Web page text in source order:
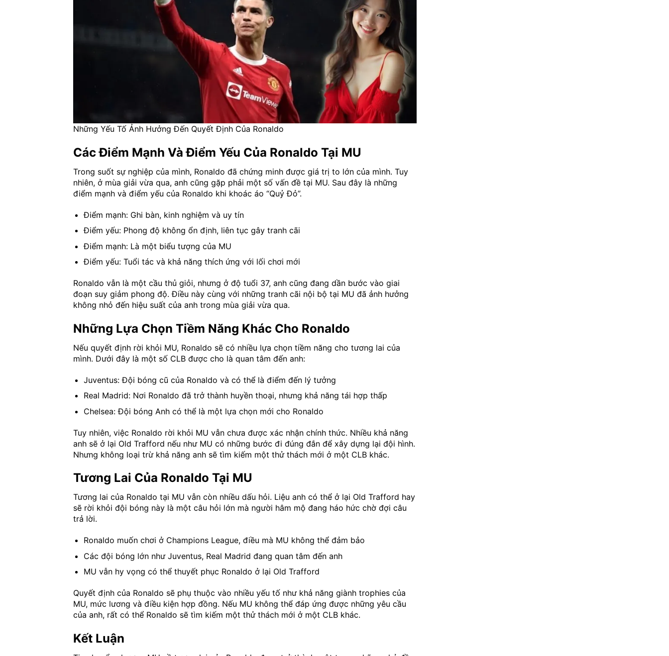
Những Yếu Tố Ảnh Hưởng Đến Quyết Định Của Ronaldo
Các Điểm Mạnh Và Điểm Yếu Của Ronaldo Tại MU
Trong suốt sự nghiệp của mình, Ronaldo đã chứng minh được giá trị to lớn của mình. Tuy
nhiên, ở mùa giải vừa qua, anh cũng gặp phải một số vấn đề tại MU. Sau đây là những
điểm mạnh và điểm yếu của Ronaldo khi khoác áo “Quỷ Đỏ”.
Điểm mạnh: Ghi bàn, kinh nghiệm và uy tín
Điểm yếu: Phong độ không ổn định, liên tục gây tranh cãi
Điểm mạnh: Là một biểu tượng của MU
Điểm yếu: Tuổi tác và khả năng thích ứng với lối chơi mới
Ronaldo vẫn là một cầu thủ giỏi, nhưng ở độ tuổi 37, anh cũng đang dần bước vào giai
đoạn suy giảm phong độ. Điều này cùng với những tranh cãi nội bộ tại MU đã ảnh hưởng
không nhỏ đến hiệu suất của anh trong mùa giải vừa qua.
Những Lựa Chọn Tiềm Năng Khác Cho Ronaldo
Nếu quyết định rời khỏi MU, Ronaldo sẽ có nhiều lựa chọn tiềm năng cho tương lai của
mình. Dưới đây là một số CLB được cho là quan tâm đến anh:
Juventus: Đội bóng cũ của Ronaldo và có thể là điểm đến lý tưởng
Real Madrid: Nơi Ronaldo đã trở thành huyền thoại, nhưng khả năng tái hợp thấp
Chelsea: Đội bóng Anh có thể là một lựa chọn mới cho Ronaldo
Tuy nhiên, việc Ronaldo rời khỏi MU vẫn chưa được xác nhận chính thức. Nhiều khả năng
anh sẽ ở lại Old Trafford nếu như MU có những bước đi đúng đắn để xây dựng lại đội hình.
Nhưng không loại trừ khả năng anh sẽ tìm kiếm một thử thách mới ở một CLB khác.
Tương Lai Của Ronaldo Tại MU
Tương lai của Ronaldo tại MU vẫn còn nhiều dấu hỏi. Liệu anh có thể ở lại Old Trafford hay
sẽ rời khỏi đội bóng này là một câu hỏi lớn mà người hâm mộ đang háo hức chờ đợi câu
trả lời.
Ronaldo muốn chơi ở Champions League, điều mà MU không thể đảm bảo
Các đội bóng lớn như Juventus, Real Madrid đang quan tâm đến anh
MU vẫn hy vọng có thể thuyết phục Ronaldo ở lại Old Trafford
Quyết định của Ronaldo sẽ phụ thuộc vào nhiều yếu tố như khả năng giành trophies của
MU, mức lương và điều kiện hợp đồng. Nếu MU không thể đáp ứng được những yêu cầu
của anh, rất có thể Ronaldo sẽ tìm kiếm một thử thách mới ở một CLB khác.
Kết Luận